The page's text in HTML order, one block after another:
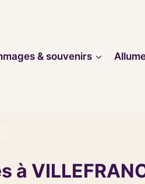
& souvenirs
à